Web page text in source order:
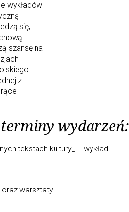
wykładów
się,
szansę na
z
wydarzeń:
tekstach kultury_ – wykład
oraz warsztaty